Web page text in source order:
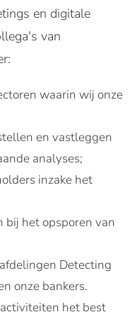
en digitale
van
waarin wij onze
en vastleggen
analyses;
inzake het
bij het opsporen van
Detecting
onze bankers.
het best